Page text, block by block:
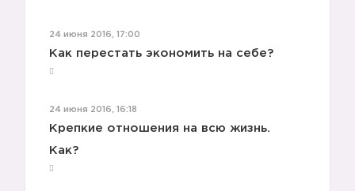
24 июня 2016, 17:00
Как перестать экономить на себе?
24 июня 2016, 16:18
Крепкие отношения на всю жизнь.
Как?